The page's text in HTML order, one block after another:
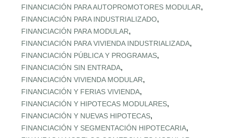
FINANCIACIÓN PARA AUTOPROMOTORES MODULAR,
FINANCIACIÓN PARA INDUSTRIALIZADO,
FINANCIACIÓN PARA MODULAR,
FINANCIACIÓN PARA VIVIENDA INDUSTRIALIZADA,
FINANCIACIÓN PÚBLICA Y PROGRAMAS,
FINANCIACIÓN SIN ENTRADA,
FINANCIACIÓN VIVIENDA MODULAR,
FINANCIACIÓN Y FERIAS VIVIENDA,
FINANCIACIÓN Y HIPOTECAS MODULARES,
FINANCIACIÓN Y NUEVAS HIPOTECAS,
FINANCIACIÓN Y SEGMENTACIÓN HIPOTECARIA,